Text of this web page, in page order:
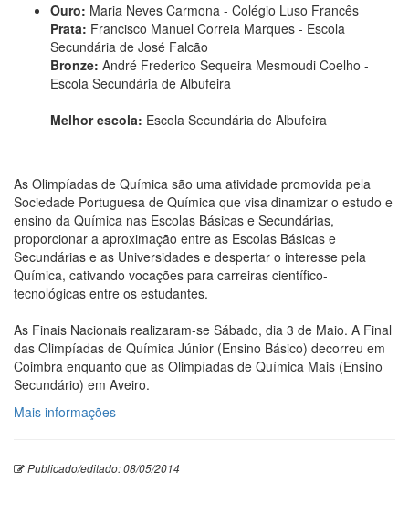
Ouro: Maria Neves Carmona - Colégio Luso Francês
Prata: Francisco Manuel Correia Marques - Escola
Secundária de José Falcão
Bronze: André Frederico Sequeira Mesmoudi Coelho -
Escola Secundária de Albufeira
Melhor escola: Escola Secundária de Albufeira
As Olimpíadas de Química são uma atividade promovida pela
Sociedade Portuguesa de Química que visa dinamizar o estudo e
ensino da Química nas Escolas Básicas e Secundárias,
proporcionar a aproximação entre as Escolas Básicas e
Secundárias e as Universidades e despertar o interesse pela
Química, cativando vocações para carreiras científico-
tecnológicas entre os estudantes.
As Finais Nacionais realizaram-se Sábado, dia 3 de Maio. A Final
das Olimpíadas de Química Júnior (Ensino Básico) decorreu em
Coimbra enquanto que as Olimpíadas de Química Mais (Ensino
Secundário) em Aveiro.
Mais informações
Publicado/editado: 08/05/2014